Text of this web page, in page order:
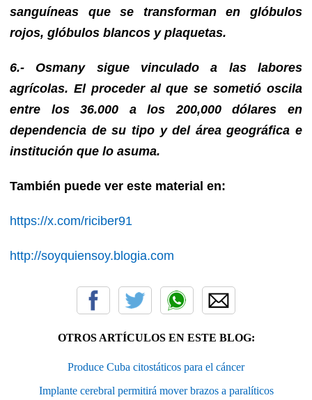
sanguíneas que se transforman en glóbulos
rojos, glóbulos blancos y plaquetas.
6.- Osmany sigue vinculado a las labores
agrícolas. El proceder al que se sometió oscila
entre los 36.000 a los 200,000 dólares en
dependencia de su tipo y del área geográfica e
institución que lo asuma.
También puede ver este material en:
https://x.com/riciber91
http://soyquiensoy.blogia.com
OTROS ARTÍCULOS EN ESTE BLOG:
Produce Cuba citostáticos para el cáncer
Implante cerebral permitirá mover brazos a paralíticos